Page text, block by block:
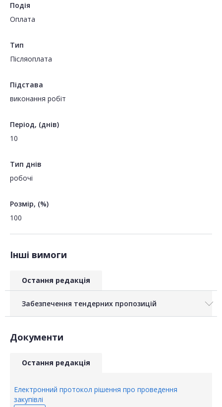
Подія
Оплата
Тип
Пiсляоплата
Підстава
виконання робіт
Період, (днів)
10
Тип днів
робочі
Розмір, (%)
100
Інші вимоги
Остання редакція
Забезпечення тендерних пропозицій
Документи
Остання редакція
Електронний протокол рішення про проведення
закупівлі